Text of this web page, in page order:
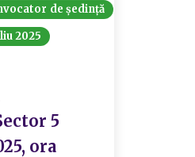
de ședință
2025
5
ora